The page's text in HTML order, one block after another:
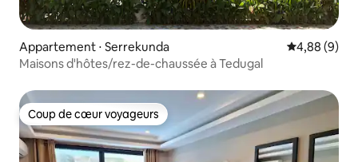
Appartement ⋅ Serrekunda Évaluation
4,88 (9)
Maisons d'hôtes/rez-de-chaussée à Tedugal
Coup de cœur voyageurs
Coup de cœur voyageurs